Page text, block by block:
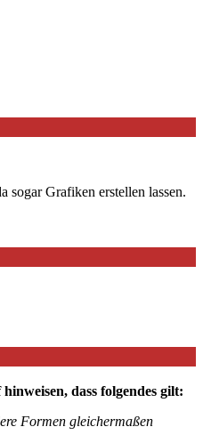
Grafiken erstellen lassen.
dass folgendes gilt:
Formen gleichermaßen